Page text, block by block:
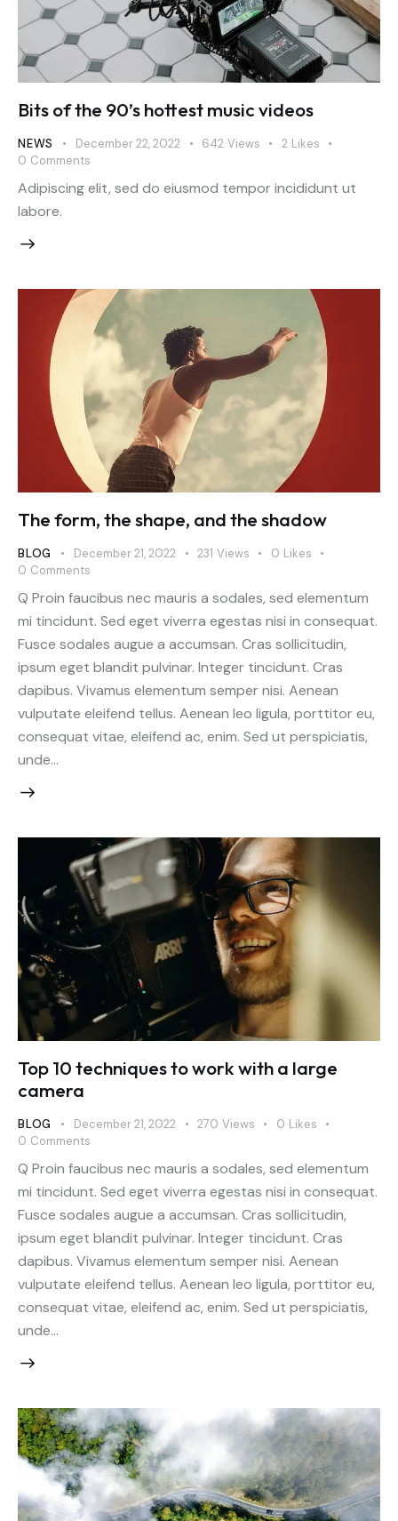
Bits of the 90’s hottest music videos
NEWS December 22, 2022 642 Views 2 Likes
0 Comments
Adipiscing elit, sed do eiusmod tempor incididunt ut
labore.
The form, the shape, and the shadow
BLOG December 21, 2022 231 Views 0 Likes
0 Comments
Q Proin faucibus nec mauris a sodales, sed elementum
mi tincidunt. Sed eget viverra egestas nisi in consequat.
Fusce sodales augue a accumsan. Cras sollicitudin,
ipsum eget blandit pulvinar. Integer tincidunt. Cras
dapibus. Vivamus elementum semper nisi. Aenean
vulputate eleifend tellus. Aenean leo ligula, porttitor eu,
consequat vitae, eleifend ac, enim. Sed ut perspiciatis,
unde…
Top 10 techniques to work with a large
camera
BLOG December 21, 2022 270 Views 0 Likes
0 Comments
Q Proin faucibus nec mauris a sodales, sed elementum
mi tincidunt. Sed eget viverra egestas nisi in consequat.
Fusce sodales augue a accumsan. Cras sollicitudin,
ipsum eget blandit pulvinar. Integer tincidunt. Cras
dapibus. Vivamus elementum semper nisi. Aenean
vulputate eleifend tellus. Aenean leo ligula, porttitor eu,
consequat vitae, eleifend ac, enim. Sed ut perspiciatis,
unde…